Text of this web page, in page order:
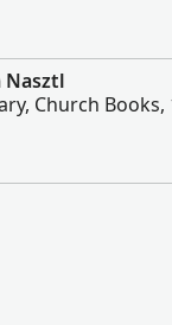
Nasztl
Church Books,